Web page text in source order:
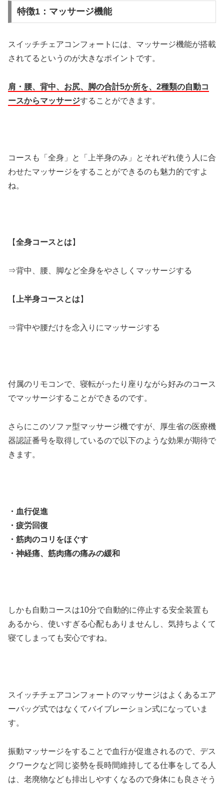
特徴1：マッサージ機能
スイッチチェアコンフォートには、マッサージ機能が搭載
されてるというのが大きなポイントです。
肩・腰、背中、お尻、脚の合計5か所を、2種類の自動コ
ースからマッサージすることができます。
コースも「全身」と「上半身のみ」とそれぞれ使う人に合
わせたマッサージをすることができるのも魅力的ですよ
ね。
【全身コースとは 】
⇒背中、腰、脚など全身をやさしくマッサージする
【 上半身コースとは 】
⇒背中や腰だけを念入りにマッサージする
付属のリモコンで、寝転がったり座りながら好みのコース
でマッサージすることができるのです。
さらにこのソファ型マッサージ機ですが、厚生省の医療機
器認証番号を取得しているので以下のような効果が期待で
きます。
・血行促進
・疲労回復
・筋肉のコリをほぐす
・神経痛、筋肉痛の痛みの緩和
しかも自動コースは10分で自動的に停止する安全装置も
あるから、使いすぎる心配もありませんし、気持ちよくて
寝てしまっても安心ですね。
スイッチチェアコンフォートのマッサージはよくあるエア
ーバッグ式ではなくてバイブレーション式になっていま
す。
振動マッサージをすることで血行が促進されるので、デス
クワークなど同じ姿勢を長時間維持してる仕事をしてる人
は、老廃物なども排出しやすくなるので身体にも良さそう